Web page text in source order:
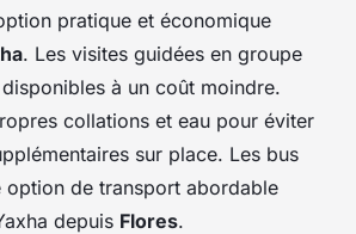
pratique et économique
. Les visites guidées en groupe
à un coût moindre.
collations et eau pour éviter
sur place. Les bus
option de transport abordable
depuis Flores.